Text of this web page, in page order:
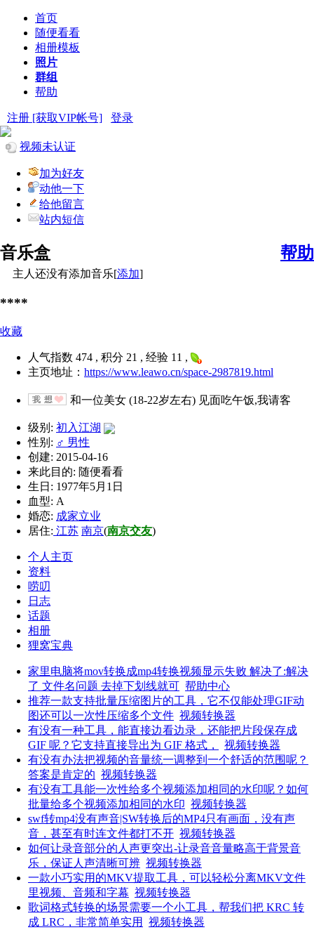
首页
随便看看
相册模板
照片
群组
帮助
注册 [获取VIP帐号] 登录
视频未认证
加为好友
动他一下
给他留言
站内短信
帮助
音乐盒
主人还没有添加音乐[添加]
****
收藏
人气指数 474 , 积分 21 , 经验 11 ,
主页地址： https://www.leawo.cn/space-2987819.html
和一位美女 (18-22岁左右) 见面吃午饭,我请客
级别: 初入江湖
性别: ♂ 男性
创建: 2015-04-16
来此目的: 随便看看
生日: 1977年5月1日
血型: A
婚恋: 成家立业
居住: 江苏 南京(南京交友)
个人主页
资料
唠叨
日志
话题
相册
狸窝宝典
家里电脑将mov转换成mp4转换视频显示失败 解决了:解决
了 文件名问题 去掉下划线就可 帮助中心
推荐一款支持批量压缩图片的工具，它不仅能处理GIF动
图还可以一次性压缩多个文件 视频转换器
有没有一种工具，能直接边看边录，还能把片段保存成
GIF 呢？它支持直接导出为 GIF 格式，
视频转换器
有没有办法把视频的音量统一调整到一个舒适的范围呢？
答案是肯定的 视频转换器
有没有工具能一次性给多个视频添加相同的水印呢？如何
批量给多个视频添加相同的水印 视频转换器
swf转mp4没有声音|SW转换后的MP4只有画面，没有声
音，甚至有时连文件都打不开 视频转换器
如何让录音部分的人声更突出-让录音音量略高于背景音
乐，保证人声清晰可辨 视频转换器
一款小巧实用的MKV提取工具，可以轻松分离MKV文件
里视频、音频和字幕 视频转换器
歌词格式转换的场景需要一个小工具，帮我们把 KRC 转
成 LRC，非常简单实用
视频转换器